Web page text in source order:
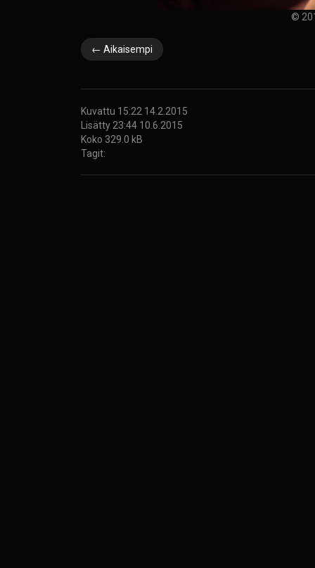
©
← Aikaisempi
Kuvattu 15:22 14.2.2015
Lisätty 23:44 10.6.2015
Koko 329.0 kB
Tagit: